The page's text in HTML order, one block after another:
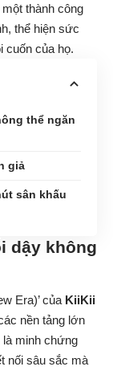
thành công
thể hiện sức
cuốn của họ.
thể ngăn
giả
sân khấu
dậy không
Era)’ của KiiKii
nền tảng lớn
minh chứng
nối sâu sắc mà